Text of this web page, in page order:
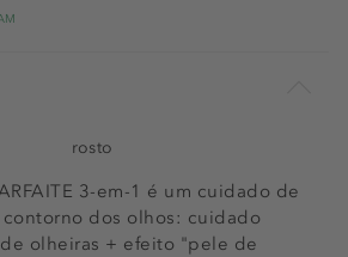
3-em-1 é um cuidado de
dos olhos: cuidado
olheiras + efeito "pele de
rosto